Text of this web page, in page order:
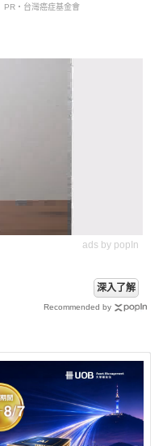
PR・台灣癌症基金會
ads by popIn
深入了解
Recommended by